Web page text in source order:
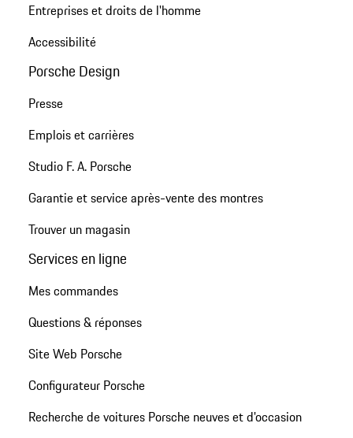
Entreprises et droits de l'homme
Accessibilité
Porsche Design
Presse
Emplois et carrières
Studio F. A. Porsche
Garantie et service après-vente des montres
Trouver un magasin
Services en ligne
Mes commandes
Questions & réponses
Site Web Porsche
Configurateur Porsche
Recherche de voitures Porsche neuves et d'occasion